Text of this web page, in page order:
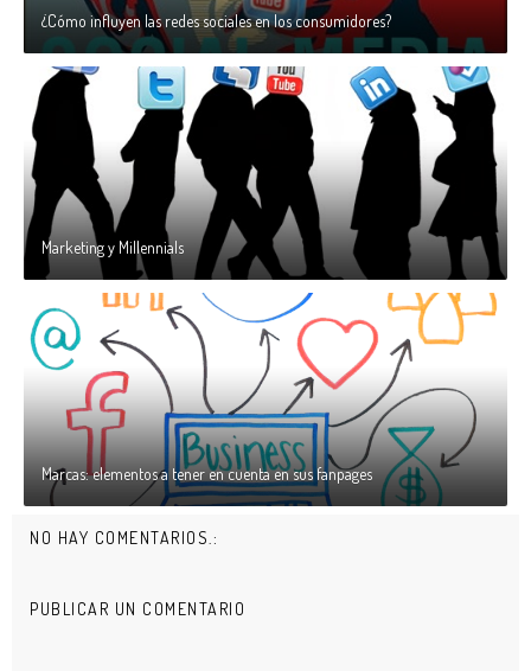
¿Cómo influyen las redes sociales en los consumidores?
Marketing y Millennials
Marcas: elementos a tener en cuenta en sus fanpages
NO HAY COMENTARIOS.:
PUBLICAR UN COMENTARIO